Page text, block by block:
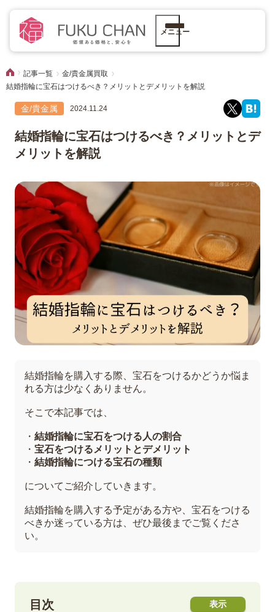
メニュー
記事一覧
金/貴金属買取
結婚指輪に宝石はつけるべき？メリットとデメリットを解説
金/貴金属 2024.11.24
結婚指輪に宝石はつけるべき？メリットとデ
メリットを解説
結婚指輪を購入する際、宝石をつけるかどうか悩ま
れる方は少なくありません。
そこで本記事では、
・ 結婚指輪に宝石をつける人の割合
・ 宝石をつけるメリットとデメリット
・ 結婚指輪につける宝石の種類
についてご紹介していきます。
結婚指輪を購入する予定がある方や、宝石をつける
べきか迷っている方は、ぜひ最後までご覧くださ
い。
目次